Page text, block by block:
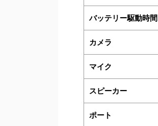
バッテリー駆動時間
カメラ
マイク
スピーカー
ポート